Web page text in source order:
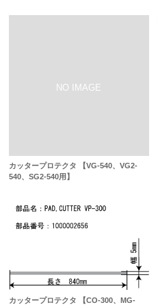
カッタープロテクタ 【VG-540、VG2-
540、SG2-540用】
カッタープロテクタ 【CO-300、MG-